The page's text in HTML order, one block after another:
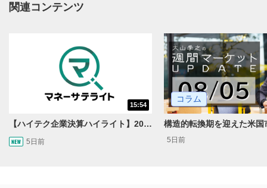
関連コンテンツ
15:54
【ハイテク企業決算ハイライト】2027年分のメモリに売切れ報道!?＜米国マーケットダイジェスト8/5号＞
5日前
コラム
5日前